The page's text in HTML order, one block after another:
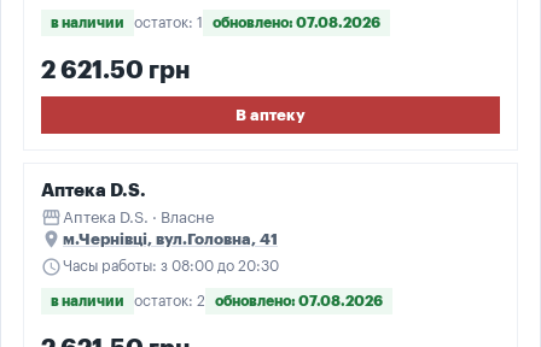
в наличии остаток: 1 обновлено: 07.08.2026
2 621.50 грн
В аптеку
Аптека D.S.
storefront Аптека D.S. · Власне
place м.Чернівці, вул.Головна, 41
scheduleЧасы работы: з 08:00 до 20:30
в наличии остаток: 2 обновлено: 07.08.2026